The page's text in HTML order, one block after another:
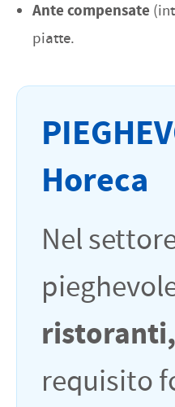
Ante compensate
piatte.
Horeca
Nel
requisito